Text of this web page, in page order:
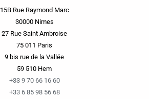
15B Rue Raymond Marc
30000 Nimes
27 Rue Saint Ambroise
75 011 Paris
9 bis rue de la Vallée
59 510 Hem
+33 9 70 66 16 60
+33 6 85 98 56 68